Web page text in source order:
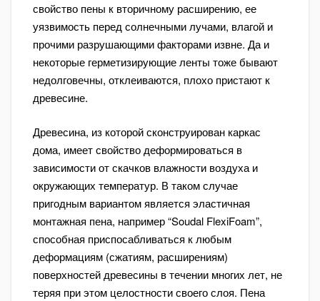
свойство пены к вторичному расширению, ее
уязвимость перед солнечными лучами, влагой и
прочими разрушающими факторами извне. Да и
некоторые герметизирующие ленты тоже бывают
недолговечны, отклеиваются, плохо пристают к
древесине.
Древесина, из которой сконструирован каркас
дома, имеет свойство деформироваться в
зависимости от скачков влажности воздуха и
окружающих температур. В таком случае
пригодным вариантом является эластичная
монтажная пена, например “Soudal FlexiFoam”,
способная приспосабливаться к любым
деформациям (сжатиям, расширениям)
поверхностей древесины в течении многих лет, не
теряя при этом целостности своего слоя. Пена